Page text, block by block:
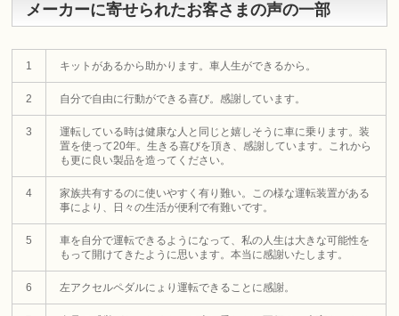
メーカーに寄せられたお客さまの声の一部
1 キットがあるから助かります。車人生ができるから。
2 自分で自由に行動ができる喜び。感謝しています。
3
運転している時は健康な人と同じと嬉しそうに車に乗ります。装
置を使って20年。生きる喜びを頂き、感謝しています。これから
も更に良い製品を造ってください。
4
家族共有するのに使いやすく有り難い。この様な運転装置がある
事により、日々の生活が便利で有難いです。
5
車を自分で運転できるようになって、私の人生は大きな可能性を
もって開けてきたように思います。本当に感謝いたします。
6 左アクセルペダルにょり運転できることに感謝。